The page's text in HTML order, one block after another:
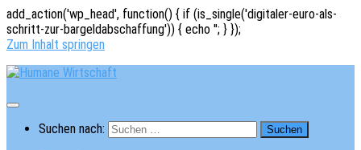
add_action('wp_head', function() { if (is_single('digitaler-euro-als-
schritt-zur-bargeldabschaffung')) { echo ''; } });
Zum Inhalt springen
Suchen nach: